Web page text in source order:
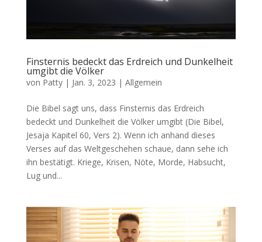
Finsternis bedeckt das Erdreich und Dunkelheit
umgibt die Völker
von Patty| Jan. 3, 2023 | Allgemein
Die Bibel sagt uns, dass Finsternis das Erdreich
bedeckt und Dunkelheit die Völker umgibt (Die Bibel,
Jesaja Kapitel 60, Vers 2). Wenn ich anhand dieses
Verses auf das Weltgeschehen schaue, dann sehe ich
ihn bestätigt. Kriege, Krisen, Nöte, Morde, Habsucht,
Lug und...